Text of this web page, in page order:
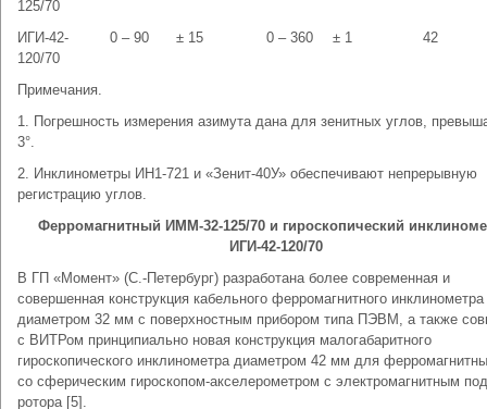
125/70
ИГИ-42-
120/70
0 – 90 ± 15 0 – 360 ± 1 42
Примечания.
1. Погрешность измерения азимута дана для зенитных углов,
3°.
2. Инклинометры ИН1-721 и «Зенит-40У» обеспечивают непрерывную
регистрацию углов.
Ферромагнитный ИММ-32-125/70 и гироскопический
ИГИ-42-120/70
В ГП «Момент» (С.-Петербург) разработана более современная и
совершенная конструкция кабельного ферромагнитного инклинометра
диаметром 32 мм с поверхностным прибором типа ПЭВМ, а также
с ВИТРом принципиально новая конструкция малогабаритного
гироскопического инклинометра диаметром 42 мм для
со сферическим гироскопом-акселерометром с электромагнитным
ротора [5].